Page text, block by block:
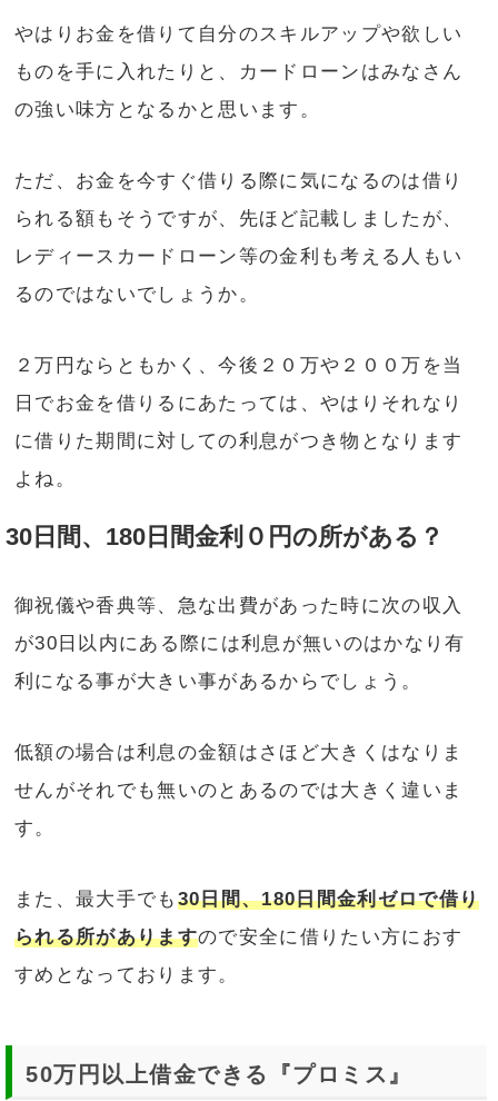
やはりお金を借りて自分のスキルアップや欲しい
ものを手に入れたりと、カードローンはみなさん
の強い味方となるかと思います。
ただ、お金を今すぐ借りる際に気になるのは借り
られる額もそうですが、先ほど記載しましたが、
レディースカードローン等の金利も考える人もい
るのではないでしょうか。
２万円ならともかく、今後２０万や２００万を当
日でお金を借りるにあたっては、やはりそれなり
に借りた期間に対しての利息がつき物となります
よね。
30日間、180日間金利０円の所がある？
御祝儀や香典等、急な出費があった時に次の収入
が30日以内にある際には利息が無いのはかなり有
利になる事が大きい事があるからでしょう。
低額の場合は利息の金額はさほど大きくはなりま
せんがそれでも無いのとあるのでは大きく違いま
す。
また、最大手でも 30日間、180日間金利ゼロで借り
られる所がありますので安全に借りたい方におす
すめとなっております。
50万円以上借金できる『プロミス』